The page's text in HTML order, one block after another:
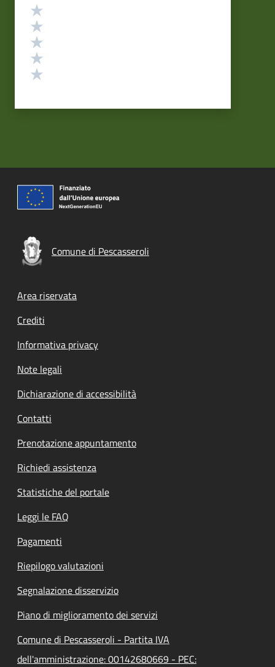
Valutazione
Comune di Pescasseroli
Footer menu
Area riservata
Crediti
Informativa privacy
Note legali
Dichiarazione di accessibilità
Contatti
Prenotazione appuntamento
Richiedi assistenza
Statistiche del portale
Leggi le FAQ
Pagamenti
Riepilogo valutazioni
Segnalazione disservizio
Piano di miglioramento dei servizi
Comune di Pescasseroli - Partita IVA
dell'amministrazione: 00142680669 - PEC: